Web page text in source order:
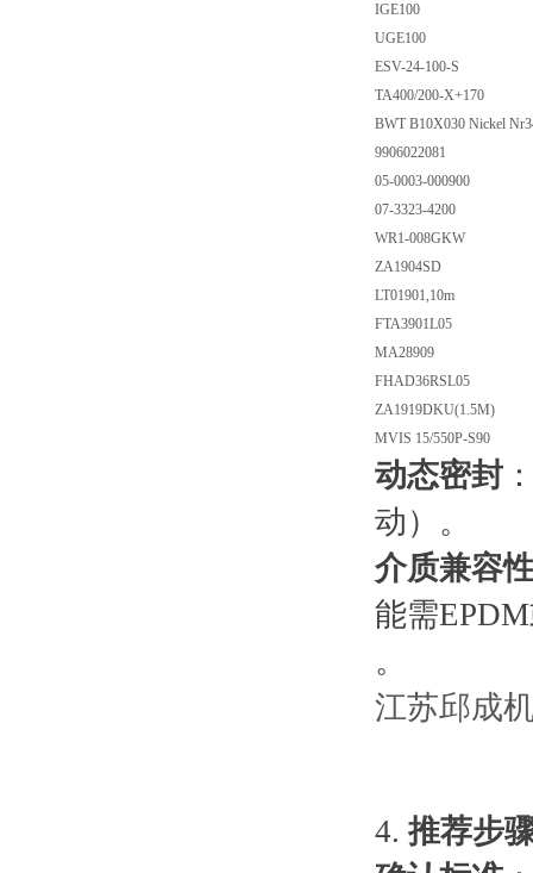
IGE100
UGE100
ESV-24-100-S
TA400/200-X+170
BWT B10X030 Nickel
9906022081
05-0003-000900
07-3323-4200
WR1-008GKW
ZA1904SD
LT01901,10m
FTA3901L05
MA28909
FHAD36RSL05
ZA1919DKU(1.5M)
MVIS 15/550P-S90
动态密封
动）。
介质兼容
能需
。
江苏邱成
4. 推荐步